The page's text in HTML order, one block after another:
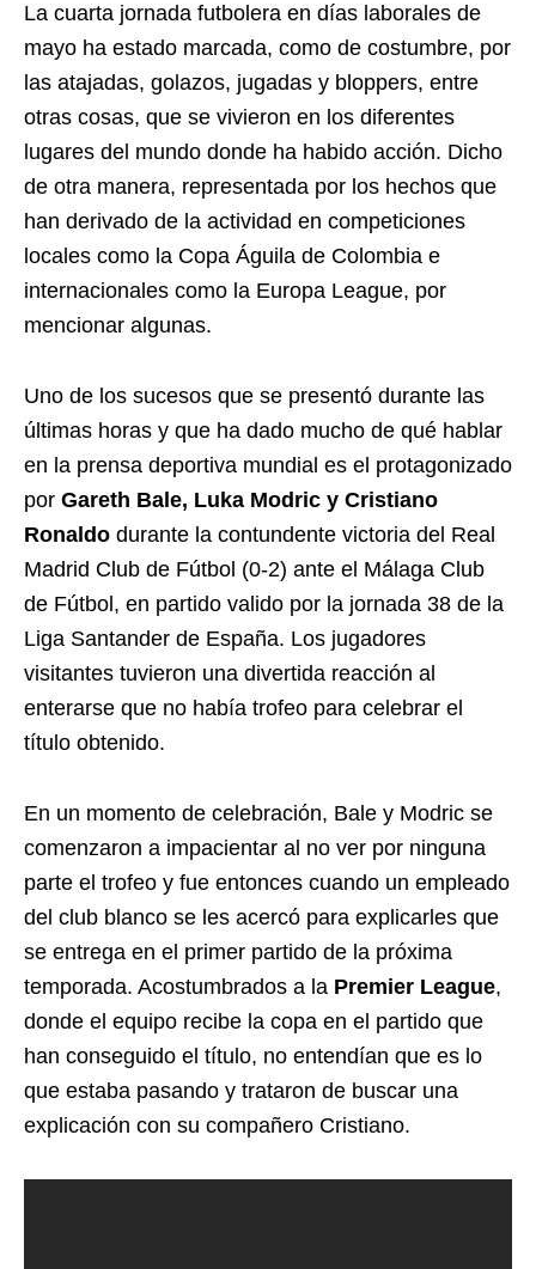
La cuarta jornada futbolera en días laborales de
mayo ha estado marcada, como de costumbre, por
las atajadas, golazos, jugadas y bloppers, entre
otras cosas, que se vivieron en los diferentes
lugares del mundo donde ha habido acción. Dicho
de otra manera, representada por los hechos que
han derivado de la actividad en competiciones
locales como la Copa Águila de Colombia e
internacionales como la Europa League, por
mencionar algunas.
Uno de los sucesos que se presentó durante las
últimas horas y que ha dado mucho de qué hablar
en la prensa deportiva mundial es el protagonizado
por Gareth Bale, Luka Modric y Cristiano
Ronaldo durante la contundente victoria del Real
Madrid Club de Fútbol (0-2) ante el Málaga Club
de Fútbol, en partido valido por la jornada 38 de la
Liga Santander de España. Los jugadores
visitantes tuvieron una divertida reacción al
enterarse que no había trofeo para celebrar el
título obtenido.
En un momento de celebración, Bale y Modric se
comenzaron a impacientar al no ver por ninguna
parte el trofeo y fue entonces cuando un empleado
del club blanco se les acercó para explicarles que
se entrega en el primer partido de la próxima
temporada. Acostumbrados a la Premier League,
donde el equipo recibe la copa en el partido que
han conseguido el título, no entendían que es lo
que estaba pasando y trataron de buscar una
explicación con su compañero Cristiano.